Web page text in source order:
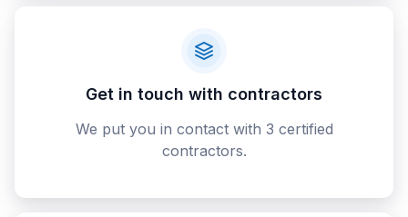
Get in touch with contractors
We put you in contact with 3 certified
contractors.